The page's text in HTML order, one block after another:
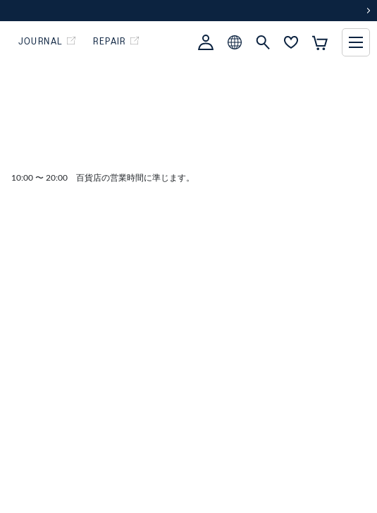
JOURNAL REPAIR
10:00 〜 20:00 百貨店の営業時間に準じます。